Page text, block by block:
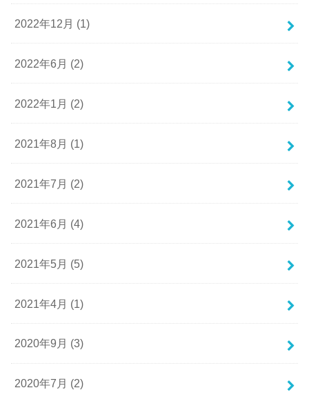
2022年12月 (1)
2022年6月 (2)
2022年1月 (2)
2021年8月 (1)
2021年7月 (2)
2021年6月 (4)
2021年5月 (5)
2021年4月 (1)
2020年9月 (3)
2020年7月 (2)